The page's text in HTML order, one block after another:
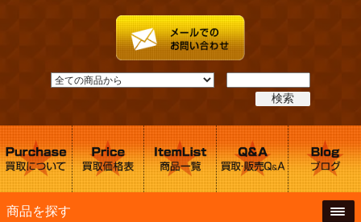
商品を探す